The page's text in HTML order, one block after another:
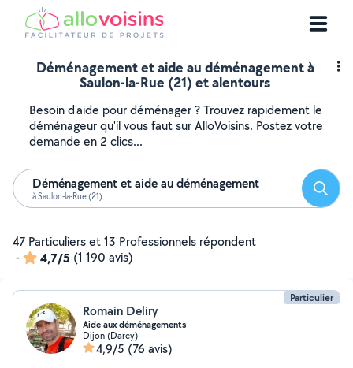
Déménagement et aide au déménagement à
Saulon-la-Rue (21) et alentours
Besoin d'aide pour déménager ? Trouvez rapidement le
déménageur qu'il vous faut sur AlloVoisins. Postez votre
demande en 2 clics...
Déménagement et aide au déménagement
à Saulon-la-Rue (21)
47 Particuliers et 13 Professionnels répondent
-
4,7/5 (1 190 avis)
Particulier
Romain Deliry
Aide aux déménagements
Dijon (Darcy)
4,9/5 (76 avis)